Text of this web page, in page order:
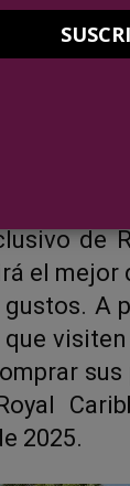
la
la
de
el mejor
A
sus
2025.